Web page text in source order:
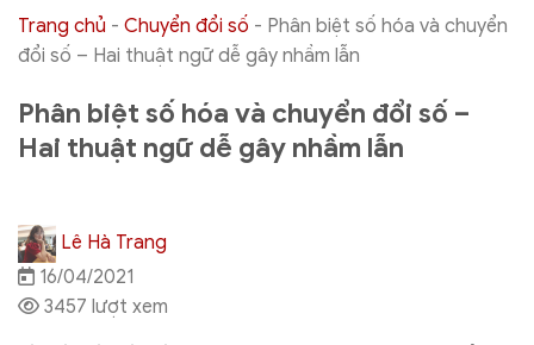
Trang chủ - Chuyển đổi số - Phân biệt số hóa và chuyển
đổi số – Hai thuật ngữ dễ gây nhầm lẫn
Phân biệt số hóa và chuyển đổi số –
Hai thuật ngữ dễ gây nhầm lẫn
Lê Hà Trang
16/04/2021
3457 lượt xem